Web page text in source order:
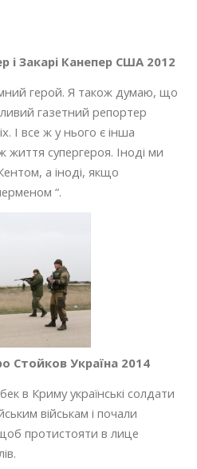
і Закарі Канепер США 2012
герой. Я також думаю, що
газетний репортер
І все ж у нього є інша
життя супергероя. Іноді ми
а іноді, якщо
“.
Стойков Україна 2014
в Криму українські солдати
військам і почали
протистояти в лице